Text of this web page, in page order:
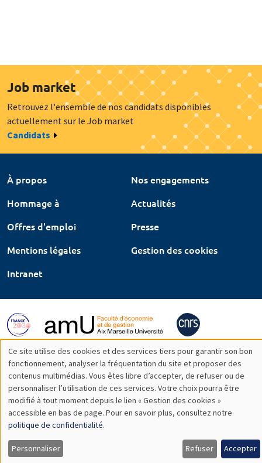
Job market
Retrouvez l'ensemble de nos candidats disponibles
actuellement sur le Job market
Candidats
À propos
Nos engagements
Hommage à
Actualités
Offres d'emploi
Presse
Mentions légales
Gestion des cookies
Intranet
Utilisation
des
données
personnelles
et
Ce site utilise des cookies et des services tiers pour garantir son bon
fonctionnement, analyser la fréquentation du site et proposer des
contenus multimédias. Vous êtes libre d’accepter, de refuser ou de
personnaliser l’utilisation de ces services. Votre choix pourra être
modifié à tout moment depuis le lien « Gestion des cookies »
accessible en bas de page. Pour en savoir plus, consultez notre
politique de confidentialité.
Personnaliser Refuser Accepter